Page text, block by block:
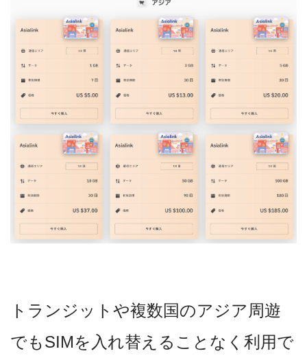
トランジットや複数国のアジア周遊
でもSIMを入れ替えることなく利用で